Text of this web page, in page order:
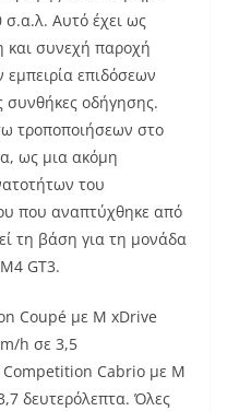
σ.α.λ. Αυτό έχει ως
συνεχή παροχή
εμπειρία επιδόσεων
συνθήκες οδήγησης.
τροποποιήσεων στο
ως μια ακόμη
του
που αναπτύχθηκε από
τη βάση για τη μονάδα
GT3.
Coupé με M xDrive
h σε 3,5
Competition Cabrio με M
δευτερόλεπτα. Όλες